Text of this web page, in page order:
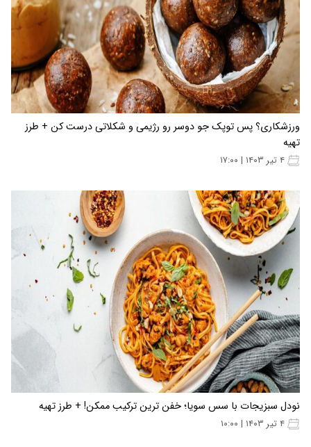
ورزشکاری؟ پس توپک جو دوسر رو رژیمی و شکلاتی درست کن + طرز
تهیه
نودل سبزیجات با سس سویا؛ خفن ترین ترکیب ممکن! + طرز تهیه